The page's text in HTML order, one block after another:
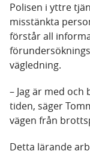
Polisen i yttre
misstänkta
förstår all
vägledning.
– Jag är med
tiden, säger
vägen från
Detta lärande